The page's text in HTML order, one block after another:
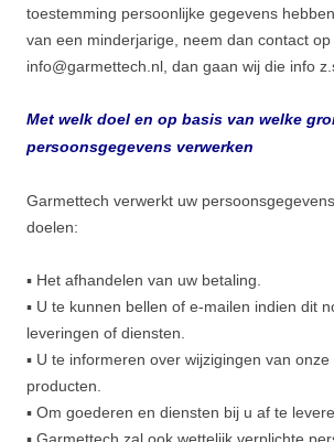
toestemming persoonlijke gegevens
van een minderjarige, neem dan contact op
info@garmettech.nl, dan gaan wij die info
Met welk doel en op basis van welke
persoonsgegevens verwerken
Garmettech verwerkt uw
doelen:
▪ Het afhandelen van uw betaling.
▪ U te kunnen bellen of e-mailen indien dit
leveringen of diensten.
▪ U te informeren over wijzigingen van
producten.
▪ Om goederen en diensten bij u af te